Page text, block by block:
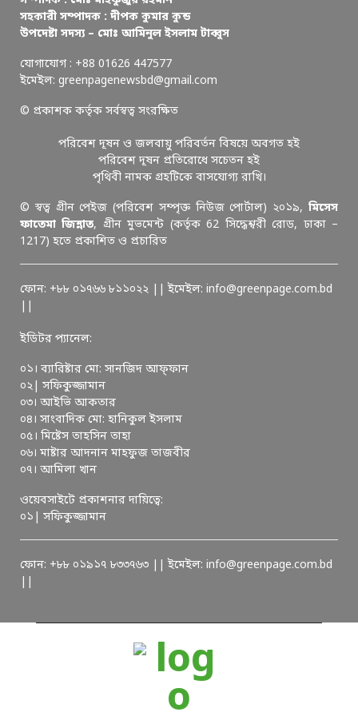
সহকারী সম্পাদক : দীপক কুমার কুন্ড
উপদেষ্টা সদস্য – মোঃ আমিনুল ইসলাম টাব্বুস
যোগাযোগ : +88 01626 447577
ইমেইল: greenpagenewsbd@gmail.com
© প্রকাশক কর্তৃক সর্বস্বত্ব সংরক্ষিত
পরিবেশ দূষন ও জলবায়ু পরিবর্তন বিষয়ে অবগত হই
পরিবেশ দূষন প্রতিরোধে সচেতন হই
পৃথিবী নামক গ্রহটিকে বাসযোগ্য রাখি।
© স্বত্ব গ্রীন পেইজ (পরিবেশ সম্পৃক্ত নিউজ পোর্টাল) ২০১৯, মিসেস
ফাতেমা জিন্নাত, গ্রীন মুভমেন্ট (কর্তৃক 62 সিদ্ধেশ্বরী রোড, ঢাকা –
1217) হতে প্রকাশিত ও প্রচারিত
ফোন: +৮৮ ০১৭৬৬ ৮১১০২২ || ইমেইল: info@greenpage.com.bd
ইডিটর প্যানেল:
০১। ব্যারিষ্টার মো: সানজিদ আফ্ফান
০২| সফিকুজ্জামান
০৩। আইভি আকতার
০৪। সাংবাদিক মো: হানিকুল ইসলাম
০৫। মিষ্টেস তাহসিন তাহা
০৬। মাষ্টার আদনান মাহফুজ তাজবীর
০৭। আমিলা খান
ওয়েবসাইটে প্রকাশনার দায়িত্বে:
০১| সফিকুজ্জামান
ফোন: +৮৮ ০১৯১৭ ৮৩৩৭৬৩ || ইমেইল: info@greenpage.com.bd